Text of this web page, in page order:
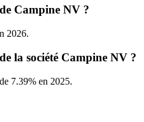
Campine NV ?
2026.
la société Campine NV ?
7.39% en 2025.